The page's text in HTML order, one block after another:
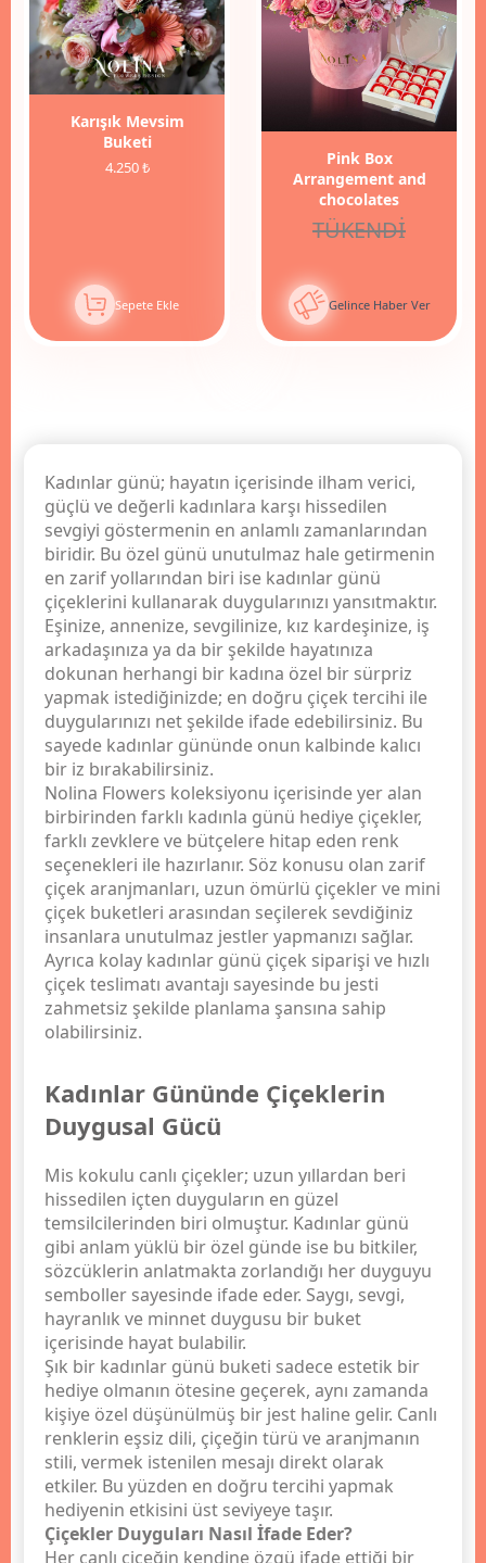
Karışık Mevsim
Buketi
4.250 ₺
Sepete Ekle
Pink Box
Arrangement and
chocolates
TÜKENDİ
Gelince Haber Ver
Kadınlar günü; hayatın içerisinde ilham verici,
güçlü ve değerli kadınlara karşı hissedilen
sevgiyi göstermenin en anlamlı zamanlarından
biridir. Bu özel günü unutulmaz hale getirmenin
en zarif yollarından biri ise kadınlar günü
çiçeklerini kullanarak duygularınızı yansıtmaktır.
Eşinize, annenize, sevgilinize, kız kardeşinize, iş
arkadaşınıza ya da bir şekilde hayatınıza
dokunan herhangi bir kadına özel bir sürpriz
yapmak istediğinizde; en doğru çiçek tercihi ile
duygularınızı net şekilde ifade edebilirsiniz. Bu
sayede kadınlar gününde onun kalbinde kalıcı
bir iz bırakabilirsiniz.
Nolina Flowers koleksiyonu içerisinde yer alan
birbirinden farklı kadınla günü hediye çiçekler,
farklı zevklere ve bütçelere hitap eden renk
seçenekleri ile hazırlanır. Söz konusu olan zarif
çiçek aranjmanları, uzun ömürlü çiçekler ve mini
çiçek buketleri arasından seçilerek sevdiğiniz
insanlara unutulmaz jestler yapmanızı sağlar.
Ayrıca kolay kadınlar günü çiçek siparişi ve hızlı
çiçek teslimatı avantajı sayesinde bu jesti
zahmetsiz şekilde planlama şansına sahip
olabilirsiniz.
Kadınlar Gününde Çiçeklerin
Duygusal Gücü
Mis kokulu canlı çiçekler; uzun yıllardan beri
hissedilen içten duyguların en güzel
temsilcilerinden biri olmuştur. Kadınlar günü
gibi anlam yüklü bir özel günde ise bu bitkiler,
sözcüklerin anlatmakta zorlandığı her duyguyu
semboller sayesinde ifade eder. Saygı, sevgi,
hayranlık ve minnet duygusu bir buket
içerisinde hayat bulabilir.
Şık bir kadınlar günü buketi sadece estetik bir
hediye olmanın ötesine geçerek, aynı zamanda
kişiye özel düşünülmüş bir jest haline gelir. Canlı
renklerin eşsiz dili, çiçeğin türü ve aranjmanın
stili, vermek istenilen mesajı direkt olarak
etkiler. Bu yüzden en doğru tercihi yapmak
hediyenin etkisini üst seviyeye taşır.
Çiçekler Duyguları Nasıl İfade Eder?
Her canlı çiçeğin kendine özgü ifade ettiği bir